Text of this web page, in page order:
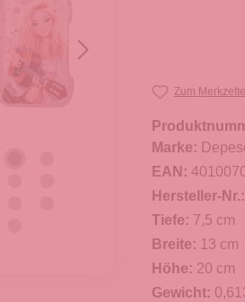
Zum
Marke:
EAN:
Hersteller-Nr.:
Tiefe: 7,5 cm
Breite: 13 cm
Höhe: 20 cm
Gewicht: